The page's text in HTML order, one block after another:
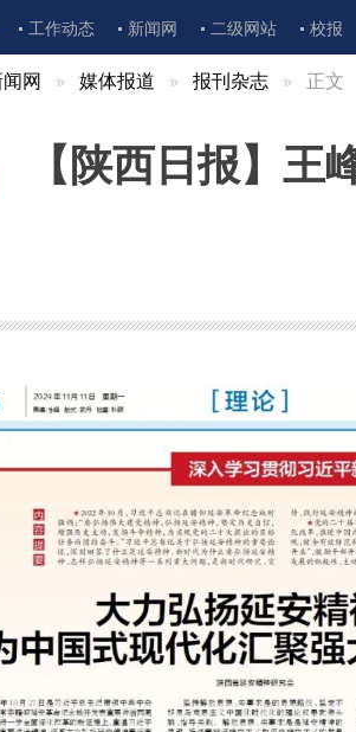
工作动态 新闻网 二级网站 校报
网 媒体报道 报刊杂志 正文
【陕西日报】